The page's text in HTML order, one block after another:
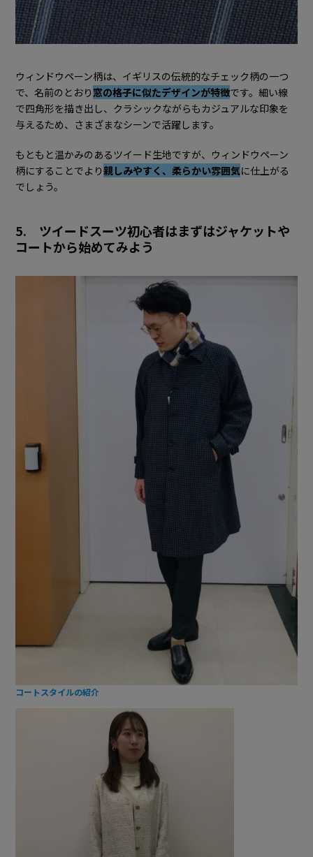
ウィンドウペーン柄は、イギリスの伝統的なチェック柄の一つ
で、名前のとおり 窓の格子に似たデザインが特徴です。細い線
で四角形を描き出し、クラシックながらもカジュアルな印象を
与えるため、さまざまなシーンで活躍します。
もともと温かみのあるツイード生地ですが、ウィンドウペーン
柄にすることでより親しみやすく、柔らかい雰囲気に仕上がる
でしょう。
5. ツイードスーツ初心者はまずはジャケットや
コートから始めてみよう
コートスタイルの紹介